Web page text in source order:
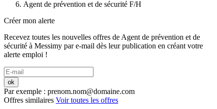
Agent de prévention et de sécurité F/H
Créer mon alerte
Recevez toutes les nouvelles offres de Agent de prévention et de
sécurité à Messimy par e-mail dès leur publication en créant votre
alerte emploi !
ok
Par exemple : prenom.nom@domaine.com
Offres similaires Voir toutes les offres